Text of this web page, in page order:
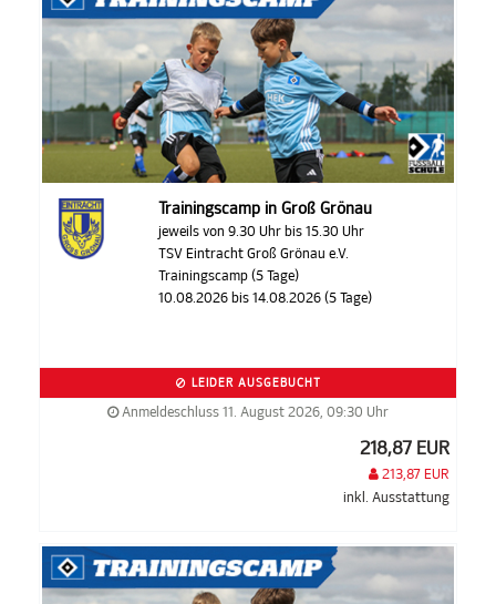
Trainingscamp in Groß Grönau
jeweils von 9.30 Uhr bis 15.30 Uhr
TSV Eintracht Groß Grönau e.V.
Trainingscamp (5 Tage)
10.08.2026 bis 14.08.2026 (5 Tage)
LEIDER AUSGEBUCHT
Anmeldeschluss 11. August 2026, 09:30 Uhr
218,87 EUR
213,87 EUR
inkl. Ausstattung